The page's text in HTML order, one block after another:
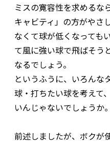
ミスの寛容性を求めるな
キャビティ」の方がやさ
なくて球が低くなっても
て風に強い球で飛ばそう
なるでしょう。
というふうに、いろんな
球・打ちたい球を考えて
いんじゃないでしょうか。
前述しましたが、ボクが